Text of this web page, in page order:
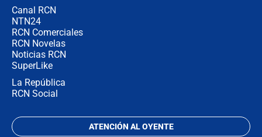
Canal RCN
NTN24
RCN Comerciales
RCN Novelas
Noticias RCN
SuperLike
La República
RCN Social
ATENCIÓN AL OYENTE